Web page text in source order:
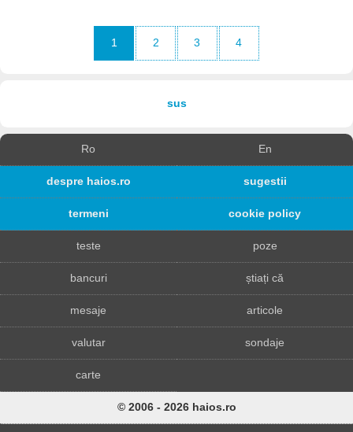
1 2 3 4
sus
Ro En
despre haios.ro sugestii
termeni cookie policy
teste poze
bancuri știați că
mesaje articole
valutar sondaje
carte
© 2006 - 2026 haios.ro